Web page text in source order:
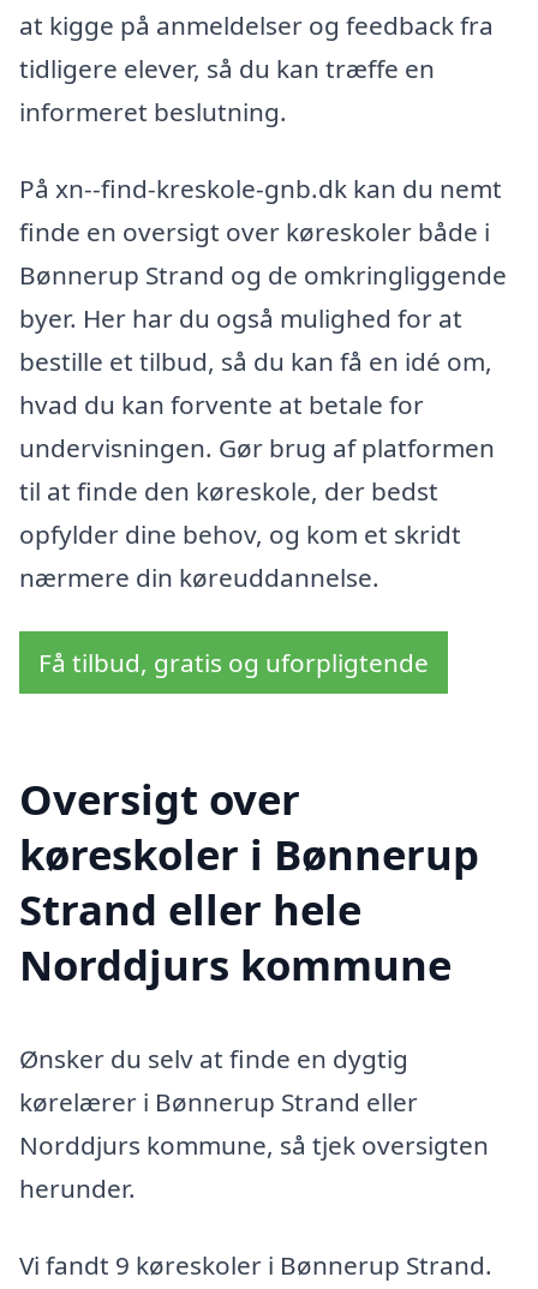
at kigge på anmeldelser og feedback fra
tidligere elever, så du kan træffe en
informeret beslutning.
På xn--find-kreskole-gnb.dk kan du nemt
finde en oversigt over køreskoler både i
Bønnerup Strand og de omkringliggende
byer. Her har du også mulighed for at
bestille et tilbud, så du kan få en idé om,
hvad du kan forvente at betale for
undervisningen. Gør brug af platformen
til at finde den køreskole, der bedst
opfylder dine behov, og kom et skridt
nærmere din køreuddannelse.
Få tilbud, gratis og uforpligtende
Oversigt over
køreskoler i Bønnerup
Strand eller hele
Norddjurs kommune
Ønsker du selv at finde en dygtig
kørelærer i Bønnerup Strand eller
Norddjurs kommune, så tjek oversigten
herunder.
Vi fandt 9 køreskoler i Bønnerup Strand.